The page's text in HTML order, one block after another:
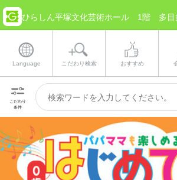
Language こだわり検索 おすすめ
こだわり
条件